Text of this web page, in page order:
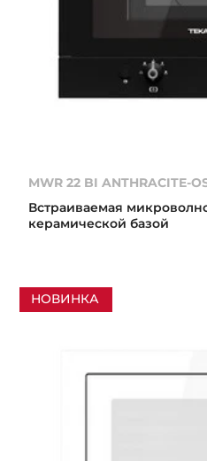
MWR 22 BI ANTHRACITE-
Встраиваемая
керамической базой
НОВИНКА